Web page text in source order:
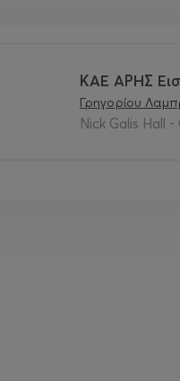
ΚΑΕ ΑΡΗΣ
Γρηγορίου
Nick Galis Hall -